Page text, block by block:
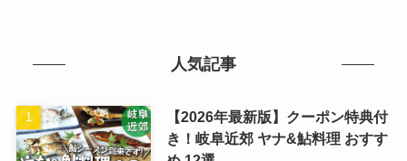
人気記事
【2026年最新版】クーポン特典付
き！岐阜近郊 ヤナ&鮎料理 おすす